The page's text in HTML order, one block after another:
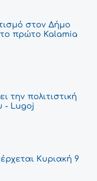
στον Δήμο
το πρώτο Kalamia
την πολιτιστική
- Lugoj
Κυριακή 9